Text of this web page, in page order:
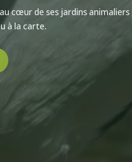
cœur de ses jardins animaliers
à la carte.